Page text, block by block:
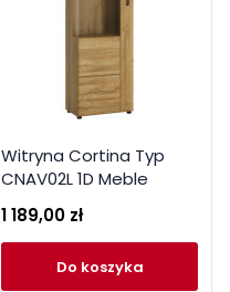
Witryna Cortina Typ
CNAV02L 1D Meble
1 189,00 zł
do koszyka